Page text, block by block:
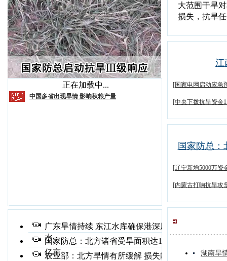
大范围干旱
损失，抗旱
江
[国家电网启动应急
[中央下拨抗旱资金
国家防总：
[辽宁新增5000万资
[内蒙古打响抗旱攻
湖南旱
正在加载中...
中国多省出现旱情 影响秋粮产量
广东旱情持续 东江水库确保港深用
水
国家防总：北方诸省受旱面积达1.6
亿亩
农业部：北方旱情有所缓解 损失能